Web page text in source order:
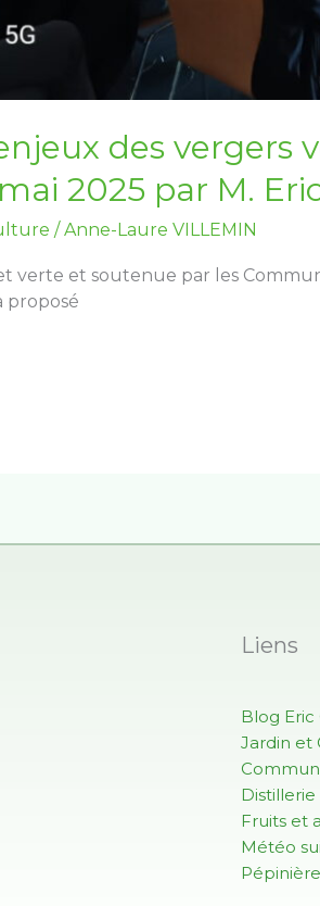
des
2025 par M.
/Anne-Laure VILLEMIN
verte et soutenue par les
proposé
Liens
Blog Eric
Jardin et
Fruits et
Météo